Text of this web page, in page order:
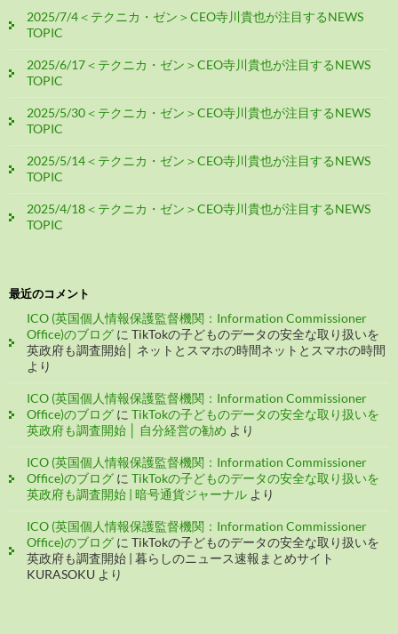
2025/7/4＜テクニカ・ゼン＞CEO寺川貴也が注目するNEWS
TOPIC
2025/6/17＜テクニカ・ゼン＞CEO寺川貴也が注目するNEWS
TOPIC
2025/5/30＜テクニカ・ゼン＞CEO寺川貴也が注目するNEWS
TOPIC
2025/5/14＜テクニカ・ゼン＞CEO寺川貴也が注目するNEWS
TOPIC
2025/4/18＜テクニカ・ゼン＞CEO寺川貴也が注目するNEWS
TOPIC
最近のコメント
ICO (英国個人情報保護監督機関：Information Commissioner
Office)のブログ に TikTokの子どものデータの安全な取り扱いを
英政府も調査開始│ ネットとスマホの時間ネットとスマホの時間
より
ICO (英国個人情報保護監督機関：Information Commissioner
Office)のブログ に TikTokの子どものデータの安全な取り扱いを
英政府も調査開始 │ 自分経営の勧め より
ICO (英国個人情報保護監督機関：Information Commissioner
Office)のブログ に TikTokの子どものデータの安全な取り扱いを
英政府も調査開始 | 暗号通貨ジャーナル より
ICO (英国個人情報保護監督機関：Information Commissioner
Office)のブログ に TikTokの子どものデータの安全な取り扱いを
英政府も調査開始 | 暮らしのニュース速報まとめサイト
KURASOKU より